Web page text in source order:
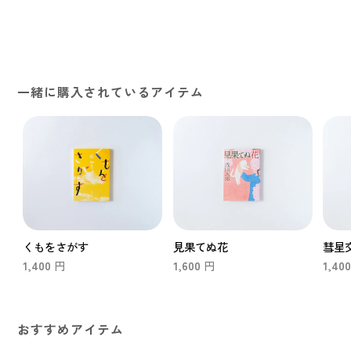
一緒に購入されているアイテム
くもをさがす
1,400 円
見果てぬ花
1,600 円
彗星
1,400
おすすめアイテム